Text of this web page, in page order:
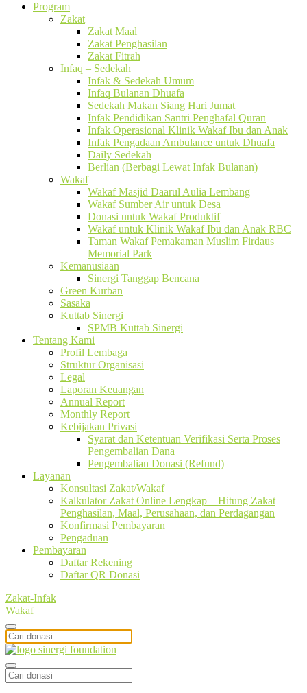
Program
Zakat
Zakat Maal
Zakat Penghasilan
Zakat Fitrah
Infaq – Sedekah
Infak & Sedekah Umum
Infaq Bulanan Dhuafa
Sedekah Makan Siang Hari Jumat
Infak Pendidikan Santri Penghafal Quran
Infak Operasional Klinik Wakaf Ibu dan Anak
Infak Pengadaan Ambulance untuk Dhuafa
Daily Sedekah
Berlian (Berbagi Lewat Infak Bulanan)
Wakaf
Wakaf Masjid Daarul Aulia Lembang
Wakaf Sumber Air untuk Desa
Donasi untuk Wakaf Produktif
Wakaf untuk Klinik Wakaf Ibu dan Anak RBC
Taman Wakaf Pemakaman Muslim Firdaus
Memorial Park
Kemanusiaan
Sinergi Tanggap Bencana
Green Kurban
Sasaka
Kuttab Sinergi
SPMB Kuttab Sinergi
Tentang Kami
Profil Lembaga
Struktur Organisasi
Legal
Laporan Keuangan
Annual Report
Monthly Report
Kebijakan Privasi
Syarat dan Ketentuan Verifikasi Serta Proses
Pengembalian Dana
Pengembalian Donasi (Refund)
Layanan
Konsultasi Zakat/Wakaf
Kalkulator Zakat Online Lengkap – Hitung Zakat
Penghasilan, Maal, Perusahaan, dan Perdagangan
Konfirmasi Pembayaran
Pengaduan
Pembayaran
Daftar Rekening
Daftar QR Donasi
Zakat-Infak
Wakaf